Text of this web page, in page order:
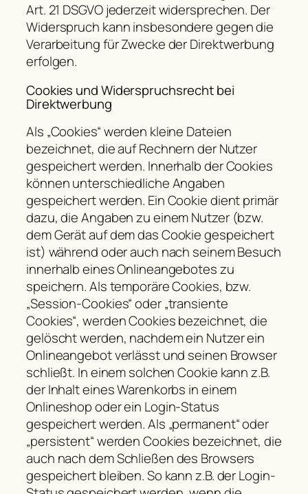
Art. 21 DSGVO jederzeit widersprechen. Der
Widerspruch kann insbesondere gegen die
Verarbeitung für Zwecke der Direktwerbung
erfolgen.
Cookies und Widerspruchsrecht bei
Direktwerbung
Als „Cookies“ werden kleine Dateien
bezeichnet, die auf Rechnern der Nutzer
gespeichert werden. Innerhalb der Cookies
können unterschiedliche Angaben
gespeichert werden. Ein Cookie dient primär
dazu, die Angaben zu einem Nutzer (bzw.
dem Gerät auf dem das Cookie gespeichert
ist) während oder auch nach seinem Besuch
innerhalb eines Onlineangebotes zu
speichern. Als temporäre Cookies, bzw.
„Session-Cookies“ oder „transiente
Cookies“, werden Cookies bezeichnet, die
gelöscht werden, nachdem ein Nutzer ein
Onlineangebot verlässt und seinen Browser
schließt. In einem solchen Cookie kann z.B.
der Inhalt eines Warenkorbs in einem
Onlineshop oder ein Login-Status
gespeichert werden. Als „permanent“ oder
„persistent“ werden Cookies bezeichnet, die
auch nach dem Schließen des Browsers
gespeichert bleiben. So kann z.B. der Login-